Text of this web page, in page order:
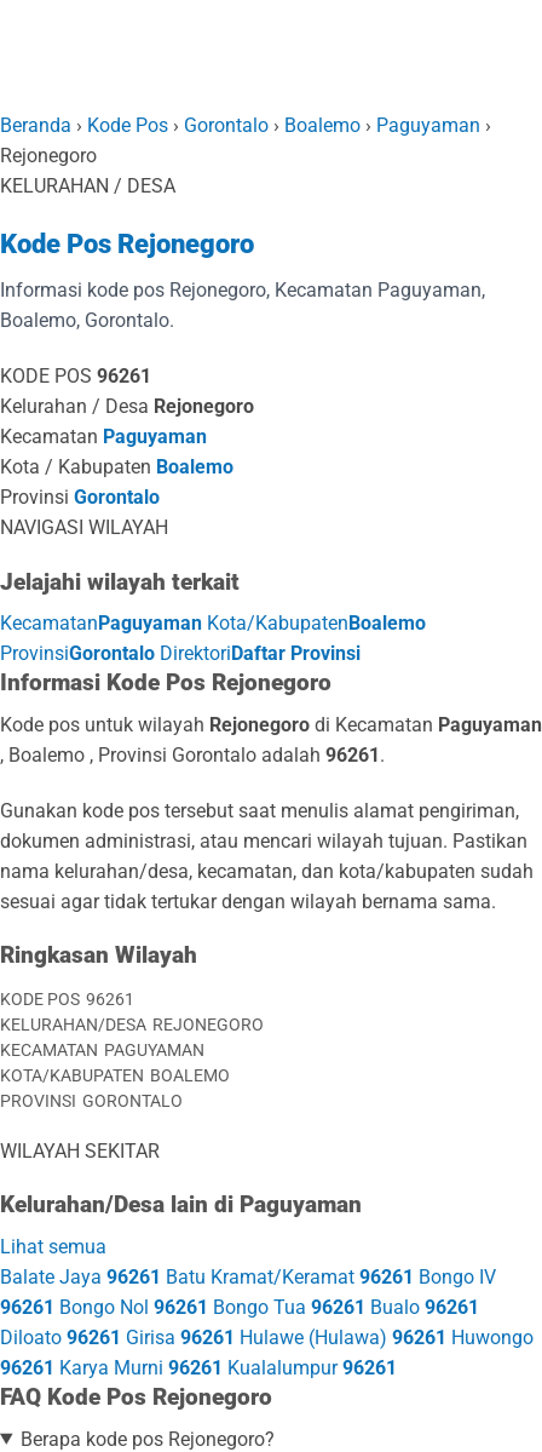
Beranda › Kode Pos › Gorontalo › Boalemo › Paguyaman ›
Rejonegoro
KELURAHAN / DESA
Kode Pos Rejonegoro
Informasi kode pos Rejonegoro, Kecamatan Paguyaman,
Boalemo, Gorontalo.
KODE POS 96261
Kelurahan / Desa Rejonegoro
Kecamatan Paguyaman
Kota / Kabupaten Boalemo
Provinsi Gorontalo
NAVIGASI WILAYAH
Jelajahi wilayah terkait
Kecamatan Paguyaman Kota/Kabupaten Boalemo
ProvinsiGorontalo Direktori Daftar Provinsi
Informasi Kode Pos Rejonegoro
Kode pos untuk wilayah Rejonegoro di Kecamatan Paguyaman
, Boalemo , Provinsi Gorontalo adalah 96261.
Gunakan kode pos tersebut saat menulis alamat pengiriman,
dokumen administrasi, atau mencari wilayah tujuan. Pastikan
nama kelurahan/desa, kecamatan, dan kota/kabupaten sudah
sesuai agar tidak tertukar dengan wilayah bernama sama.
Ringkasan Wilayah
KODE POS 96261
KELURAHAN/DESA REJONEGORO
KECAMATAN PAGUYAMAN
KOTA/KABUPATEN BOALEMO
PROVINSI GORONTALO
WILAYAH SEKITAR
Kelurahan/Desa lain di Paguyaman
Lihat semua
Balate Jaya 96261 Batu Kramat/Keramat 96261 Bongo IV
96261 Bongo Nol 96261 Bongo Tua 96261 Bualo 96261
Diloato 96261 Girisa 96261 Hulawe (Hulawa) 96261 Huwongo
96261 Karya Murni 96261 Kualalumpur 96261
FAQ Kode Pos Rejonegoro
Berapa kode pos Rejonegoro?